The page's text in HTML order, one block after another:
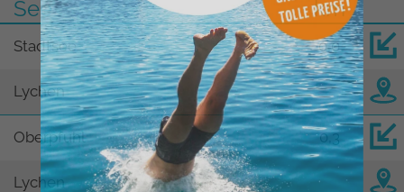
See
km
Stadtsee 0,0
Lychen
Oberpfuhl 0,3
Lychen